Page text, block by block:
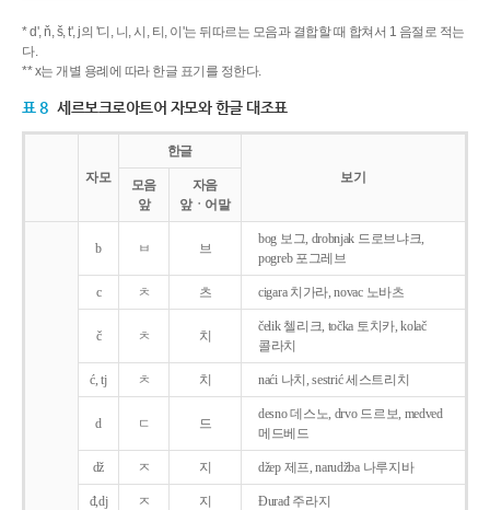
* d', ň, š, t', j의 '디, 니, 시, 티, 이'는 뒤따르는 모음과 결합할 때 합쳐서 1 음절로 적는
다.
** x는 개별 용례에 따라 한글 표기를 정한다.
표 8 세르보크로아트어 자모와 한글 대조표
자모
한글
보기
모음
앞
자음
앞ㆍ어말
b ㅂ 브
bog 보그, drobnjak 드로브냐크,
pogreb 포그레브
c ㅊ 츠 cigara 치가라, novac 노바츠
č ㅊ 치
čelik 첼리크, točka 토치카, kolač
콜라치
ć, tj ㅊ 치 naći 나치, sestrić 세스트리치
d ㄷ 드
desno 데스노, drvo 드르보, medved
메드베드
dž ㅈ 지 džep 제프, narudžba 나루지바
đ,dj ㅈ 지 Ðurađ 주라지